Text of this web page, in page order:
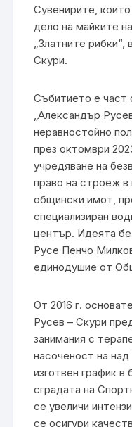
Сувенирите,
дело на майките
„Златните
Скури.
Събитието е част
„Александър
неравностойно
през октомври
учредяване на
право на строеж в
общински имот,
специализиран
център. Идеята
Русе Пенчо
единодушие от
От 2016 г.
Русев – Скури
занимания с
насоченост на
изготвен график
сградата на
се увеличи
се осигури